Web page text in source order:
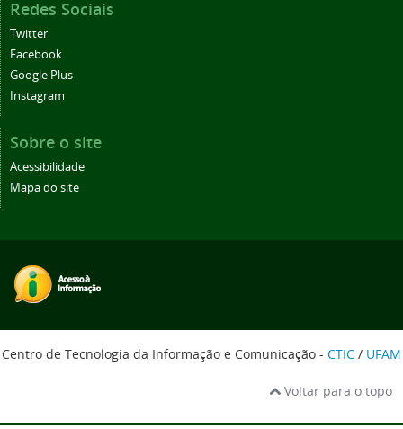
Redes Sociais
Twitter
Facebook
Google Plus
Instagram
Sobre o site
Acessibilidade
Mapa do site
Centro de Tecnologia da Informação e Comunicação - CTIC / UFAM
Voltar para o topo